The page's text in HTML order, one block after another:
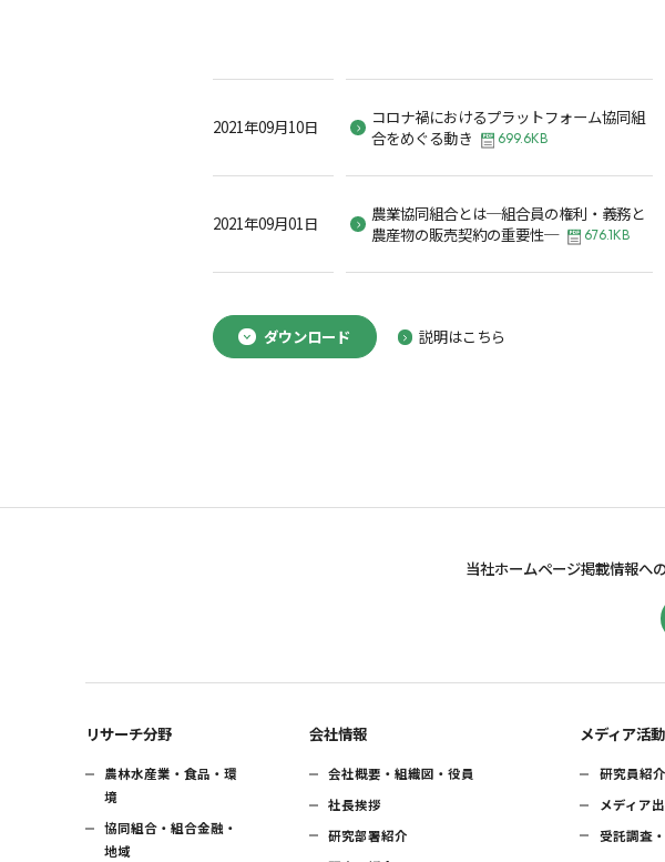
2021年09月10日
コロナ禍におけるプラットフォーム協同組
合をめぐる動き
699.6KB
2021年09月01日
農業協同組合とは─組合員の権利・義務と
農産物の販売契約の重要性─
676.1KB
ダウンロード 説明はこちら
当社ホームページ掲載情報へ
リサーチ分野
農林水産業・食品・環
境
協同組合・組合金融・
地域
会社情報
会社概要・組織図・役員
社長挨拶
研究部署紹介
メディア活動
研究員紹介
メディア
受託調査